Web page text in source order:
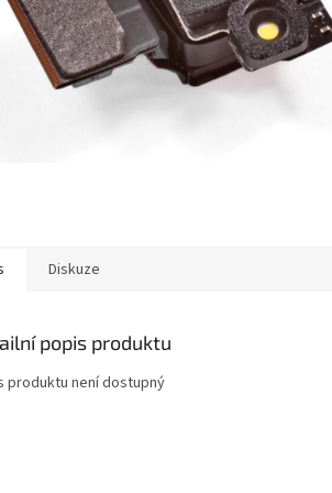
Diskuze
popis produktu
produktu není dostupný